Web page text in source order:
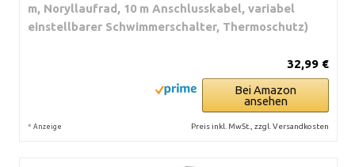
m, Noryllaufrad, 10 m Anschlusskabel, variabel
einstellbarer Schwimmerschalter, Thermoschutz)
32,99 €
Bei Amazon
ansehen
* Anzeige Preis inkl. MwSt., zzgl. Versandkosten